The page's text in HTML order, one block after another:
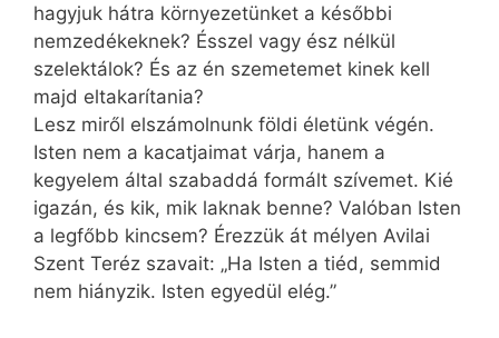
hagyjuk hátra környezetünket a későbbi
nemzedékeknek? Ésszel vagy ész nélkül
szelektálok? És az én szemetemet kinek kell
majd eltakarítania?
Lesz miről elszámolnunk földi életünk végén.
Isten nem a kacatjaimat várja, hanem a
kegyelem által szabaddá formált szívemet. Kié
igazán, és kik, mik laknak benne? Valóban Isten
a legfőbb kincsem? Érezzük át mélyen Avilai
Szent Teréz szavait: „Ha Isten a tiéd, semmid
nem hiányzik. Isten egyedül elég.”